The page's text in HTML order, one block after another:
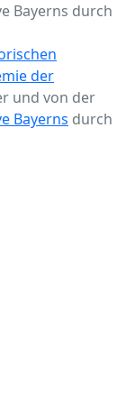
Bayerns durch
der
und von der
Bayerns durch